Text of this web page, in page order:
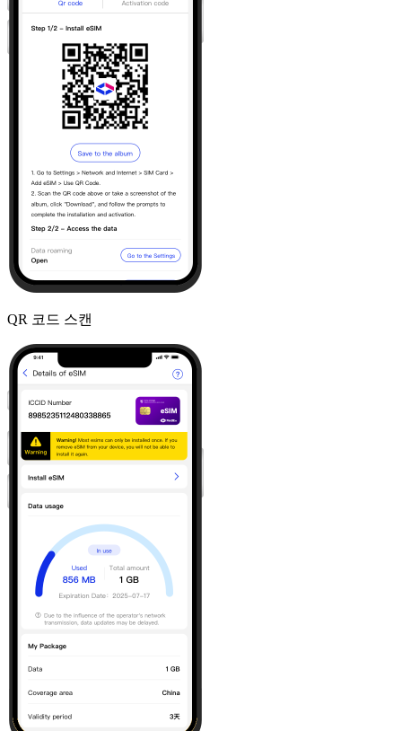
QR 코드 스캔